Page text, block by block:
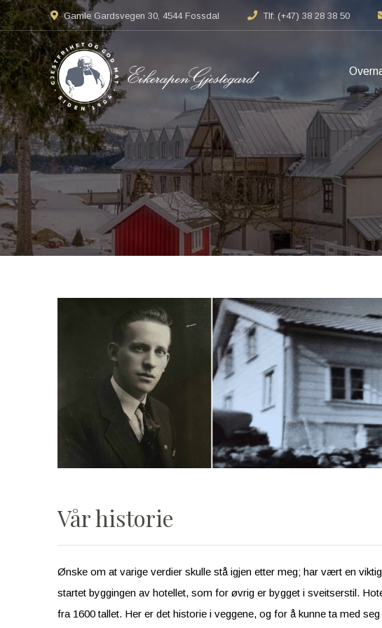
Gamle Gardsvegen 30, 4544 Fossdal Tlf: (+47) 38 28 38 50
Vår historie
Ønske om at varige verdier skulle stå igjen etter meg; har vært en
startet byggingen av hotellet, som for øvrig er bygget i sveitserstil.
fra 1600 tallet. Her er det historie i veggene, og for å kunne ta med